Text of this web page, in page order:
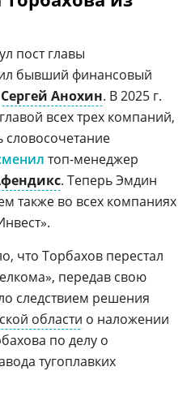
пост главы
бывший финансовый
Сергей Анохин. В 2025 г.
всех трех компаний,
словосочетание
топ-менеджер
. Теперь Эмдин
также во всех компаниях
что Торбахов перестал
передав свою
следствием решения
области о наложении
по делу о
тугоплавких